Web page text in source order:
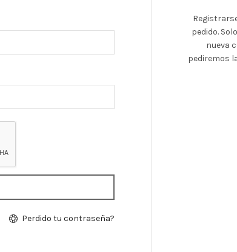
Perdido tu contraseña?
pedido.
nueva
pediremos